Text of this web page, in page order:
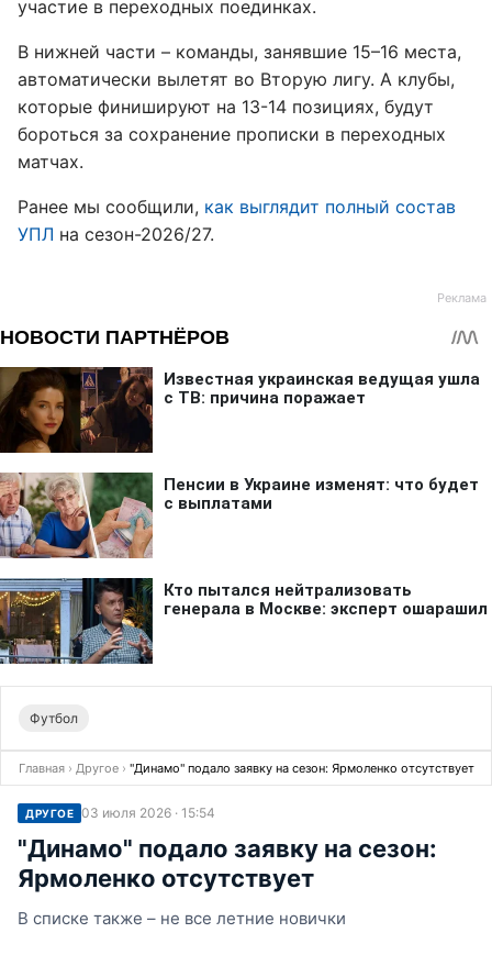
участие в переходных поединках.
В нижней части – команды, занявшие 15–16 места,
автоматически вылетят во Вторую лигу. А клубы,
которые финишируют на 13-14 позициях, будут
бороться за сохранение прописки в переходных
матчах.
Ранее мы сообщили, как выглядит полный состав
УПЛ на сезон-2026/27.
Футбол
Главная › Другое › "Динамо" подало заявку на сезон: Ярмоленко отсутствует
ДРУГОЕ 03 июля 2026 · 15:54
"Динамо" подало заявку на сезон:
Ярмоленко отсутствует
В списке также – не все летние новички